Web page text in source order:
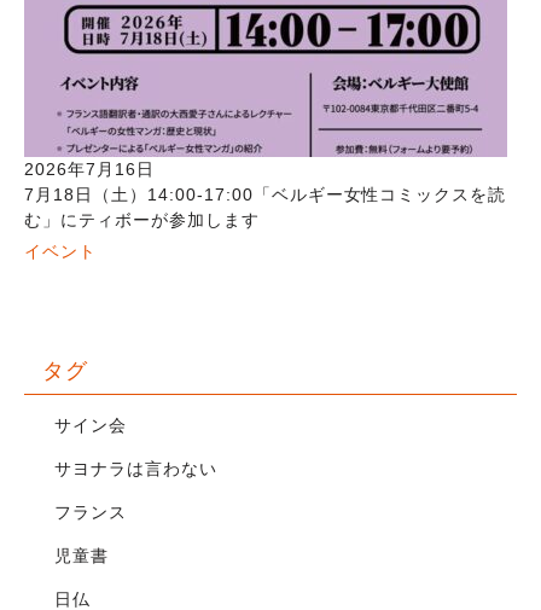
2026年7月16日
7月18日（土）14:00-17:00「ベルギー女性コミックスを読
む」にティボーが参加します
イベント
タグ
サイン会
サヨナラは言わない
フランス
児童書
日仏